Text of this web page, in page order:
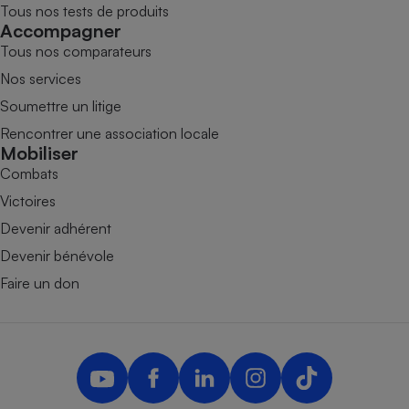
Tous nos tests de produits
Accompagner
Tous nos comparateurs
Nos services
Soumettre un litige
Rencontrer une association locale
Mobiliser
Combats
Victoires
Devenir adhérent
Devenir bénévole
Faire un don